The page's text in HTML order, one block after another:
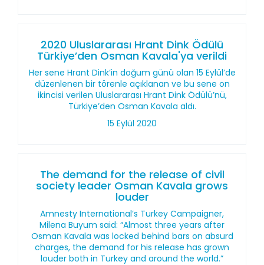
2020 Uluslararası Hrant Dink Ödülü
Türkiye’den Osman Kavala'ya verildi
Her sene Hrant Dink’in doğum günü olan 15 Eylül’de
düzenlenen bir törenle açıklanan ve bu sene on
ikincisi verilen Uluslararası Hrant Dink Ödülü’nü,
Türkiye’den Osman Kavala aldı.
15 Eylül 2020
The demand for the release of civil
society leader Osman Kavala grows
louder
Amnesty International’s Turkey Campaigner,
Milena Buyum said: “Almost three years after
Osman Kavala was locked behind bars on absurd
charges, the demand for his release has grown
louder both in Turkey and around the world.”